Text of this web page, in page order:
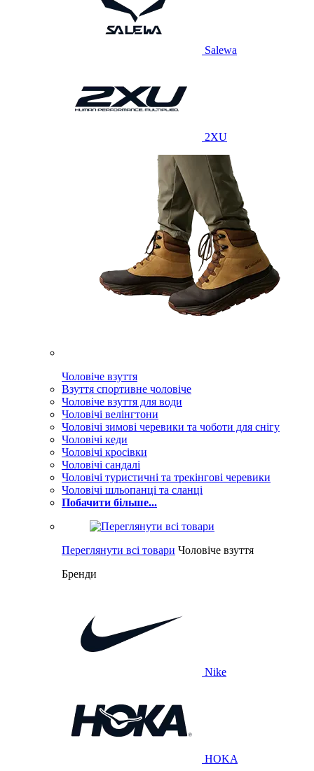
Salewa
2XU
Чоловіче взуття
Взуття спортивне чоловіче
Чоловіче взуття для води
Чоловічі велінгтони
Чоловічі зимові черевики та чоботи для снігу
Чоловічі кеди
Чоловічі кросівки
Чоловічі сандалі
Чоловічі туристичні та трекінгові черевики
Чоловічі шльопанці та сланці
Побачити більше...
Переглянути всі товари Чоловіче взуття
Бренди
Nike
HOKA